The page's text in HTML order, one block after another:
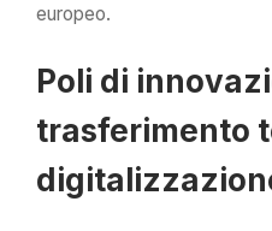
europeo.
Poli di
trasferimento